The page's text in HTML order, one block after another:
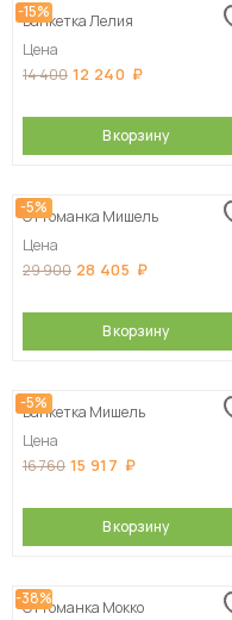
-15%
Банкетка Лелия
Цена
14 400 12 240
В корзину
-5%
Оттоманка Мишель
Цена
29 900 28 405
В корзину
-5%
Банкетка Мишель
Цена
16 760 15 917
В корзину
-38%
Оттоманка Мокко